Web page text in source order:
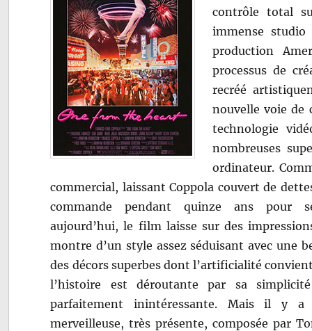
contrôle total
immense
production
processus de
recréé
nouvelle voie de
technologie
nombreuses
ordinateur.
commercial, laissant Coppola couvert de
commande pendant quinze ans pour
aujourd’hui, le film laisse sur des
montre d’un style assez séduisant avec une
des décors superbes dont l’artificialité
l’histoire est déroutante par sa
parfaitement inintéressante. Mais il y a
merveilleuse, très présente, composée par